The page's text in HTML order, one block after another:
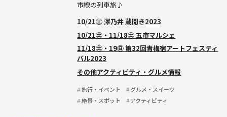
市線の列車旅♪
10/21㊏ 澤乃井 蔵開き2023
10/21㊏・11/18㊏ 五市マルシェ
11/18㊏・19㊐ 第32回青梅宿アートフェスティ
バル2023
その他アクティビティ・グルメ情報
旅行・イベント
グルメ・スイーツ
絶景・スポット
アクティビティ